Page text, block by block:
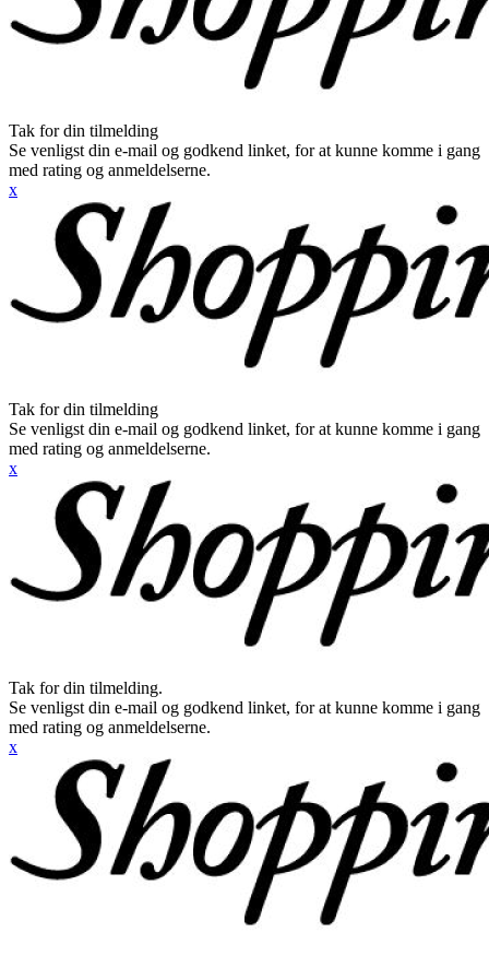
Tak for din tilmelding
Se venligst din e-mail og godkend linket, for at kunne komme i gang
med rating og anmeldelserne.
x
Tak for din tilmelding
Se venligst din e-mail og godkend linket, for at kunne komme i gang
med rating og anmeldelserne.
x
Tak for din tilmelding.
Se venligst din e-mail og godkend linket, for at kunne komme i gang
med rating og anmeldelserne.
x